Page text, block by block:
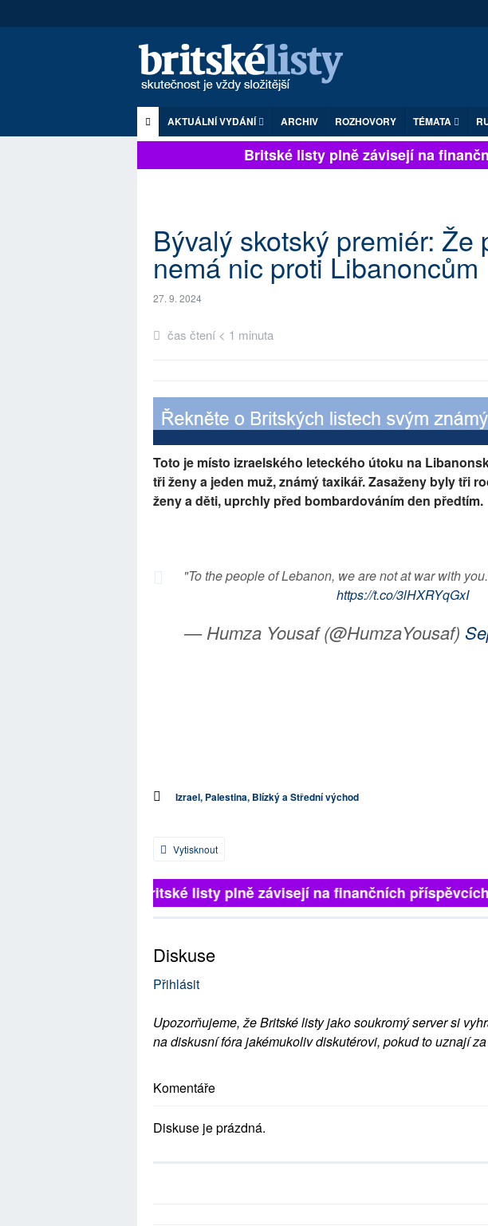
AKTUÁLNÍ VYDÁNÍ ARCHIV ROZHOVORY TÉMATA
Britské listy plně závisejí na
Bývalý skotský premiér: Že
nemá nic proti Libanoncům
27. 9. 2024
čas čtení < 1 minuta
Toto je místo izraelského leteckého útoku na
tři ženy a jeden muž, známý taxikář. Zasaženy byly tři
ženy a děti, uprchly před bombardováním den předtím.
"To the people of Lebanon, we are not at war with
https://t.co/3lHXRYqGxI
— Humza Yousaf (@HumzaYousaf)
Izrael, Palestina, Blízký a Střední východ
Vytisknout
Britské listy plně závisejí na finančních příspěvcích
Diskuse
Přihlásit
Upozorňujeme, že Britské listy jako soukromý server si
na diskusní fóra jakémukoliv diskutérovi, pokud to uznají
Komentáře
Diskuse je prázdná.